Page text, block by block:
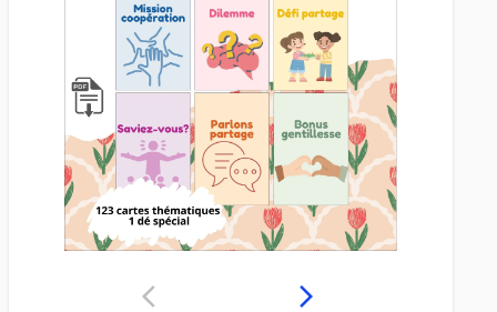
arrow_back_ios arrow_forward_ios